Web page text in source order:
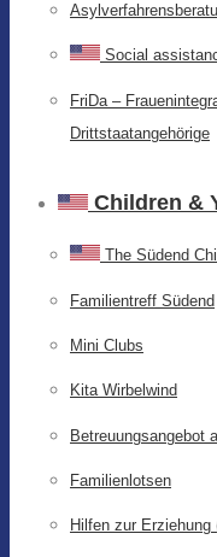
Social
FriDa –
Drittstaatangehörige
Children &
The Südend
Familientreff Südend
Mini Clubs
Kita Wirbelwind
Betreuungsangebot
Familienlotsen
Hilfen zur Erziehung